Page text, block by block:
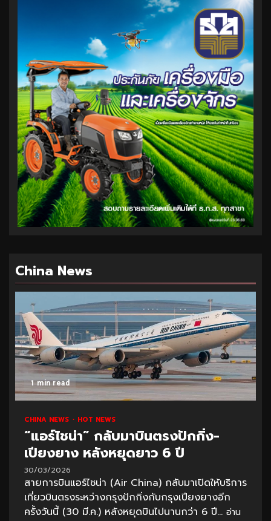
China News
1 min read
CHINA NEWS HOT NEWS
“แอร์ไชน่า” กลับมาบินตรงปักกิ่ง-
เปียงยาง หลังหยุดยาว 6 ปี
30/03/2026
สายการบินแอร์ไชน่า (Air China) กลับมาเปิดให้บริการ
เที่ยวบินตรงระหว่างกรุงปักกิ่งกับกรุงเปียงยางอีก
ครั้งวันนี้ (30 มี.ค.) หลังหยุดบินไปนานกว่า 6 ปี... อ่าน